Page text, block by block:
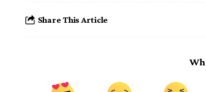
Share This Article